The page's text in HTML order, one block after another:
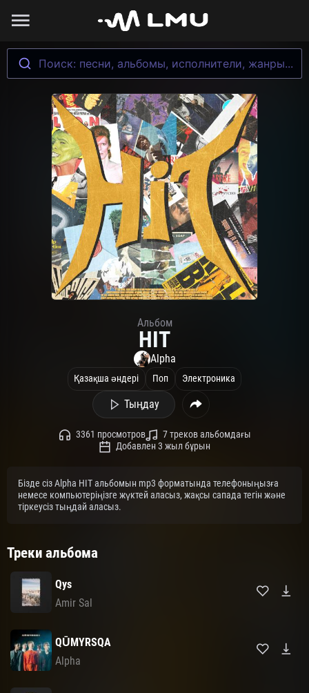
Поиск: песни, альбомы, исполнители, жанры...
Альбом
HIT
Alpha
Қазақша әндері Поп Электроника
Тыңдау
3361 просмотров
7 треков альбомдағы
Добавлен 3 жыл бұрын
Бізде сіз Alpha HIT альбомын mp3 форматында телефоныңызға
немесе компьютеріңізге жүктей аласыз, жақсы сапада тегін және
тіркеусіз тыңдай аласыз.
Треки альбома
Qys
Amir Sal
QŪMYRSQA
Alpha